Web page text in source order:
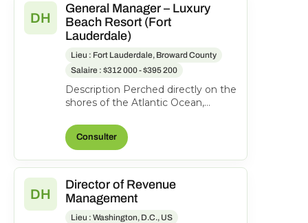
DH
General Manager – Luxury
Beach Resort (Fort
Lauderdale)
Lieu : Fort Lauderdale, Broward County
Salaire : $312 000 - $395 200
Description Perched directly on the
shores of the Atlantic Ocean,
of Fort Lauderdal...
Consulter
DH
Director of Revenue
Management
Lieu : Washington, D.C., US